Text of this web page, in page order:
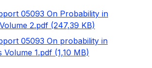
05093 On Probability in
2.pdf (247,39 KB)
05093 On probability in
Volume 1.pdf (1,10 MB)